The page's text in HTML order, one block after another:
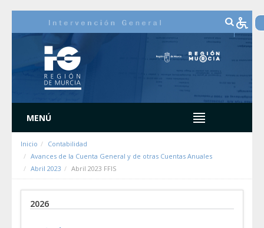
MENÚ
Inicio
Contabilidad
Avances de la Cuenta General y de otras Cuentas Anuales
Abril 2023
Abril 2023 FFIS
2026